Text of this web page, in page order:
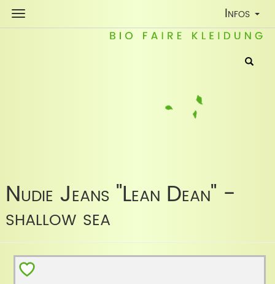
Toggle
Infos
Nudie Jeans "Lean Dean" -
shallow sea